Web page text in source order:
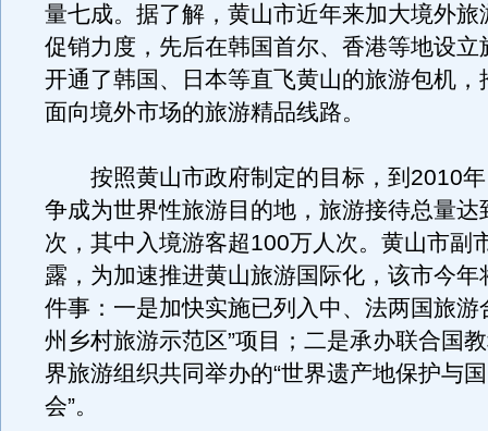
量七成。据了解，黄山市近年来加大境外旅
促销力度，先后在韩国首尔、香港等地设立
开通了韩国、日本等直飞黄山的旅游包机，
面向境外市场的旅游精品线路。
按照黄山市政府制定的目标，到2010年
争成为世界性旅游目的地，旅游接待总量达
次，其中入境游客超100万人次。黄山市副
露，为加速推进黄山旅游国际化，该市今年
件事：一是加快实施已列入中、法两国旅游
州乡村旅游示范区”项目；二是承办联合国
界旅游组织共同举办的“世界遗产地保护与
会”。